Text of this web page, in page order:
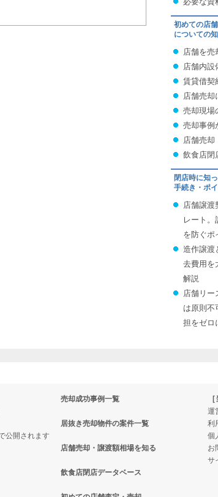
初めての店
についての
店舗を売
店舗内設
賃貸借契
店舗売却
売却現場
売却事例
店舗売却
飲食店閉
閉店時に知
手続き・ポ
店舗譲渡
レート。
を防ぐポ
造作譲渡
去費用を
解説
店舗リー
は原則不
担をゼロ
公開されます
売却成功事例一覧
居抜き売却物件の案件一覧
店舗売却・譲渡額相場を知る
飲食店閉店データベース
運
利
個
お
サ